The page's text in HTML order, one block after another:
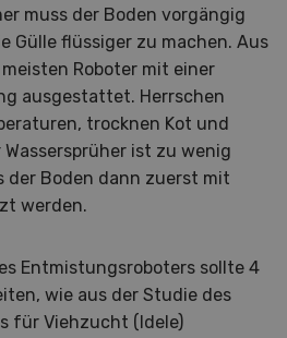
muss der Boden vorgängig
Gülle flüssiger zu machen. Aus
Roboter mit einer
ausgestattet. Herrschen
trocknen Kot und
ist zu wenig
der Boden dann zuerst mit
werden.
Entmistungsroboters sollte 4
wie aus der Studie des
für Viehzucht (Idele)